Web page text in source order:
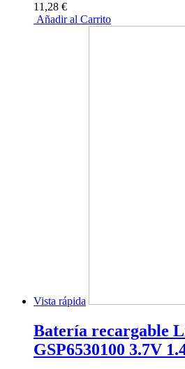
11,28 €
Añadir al Carrito
Vista rápida
Batería recargable
GSP6530100 3.7V